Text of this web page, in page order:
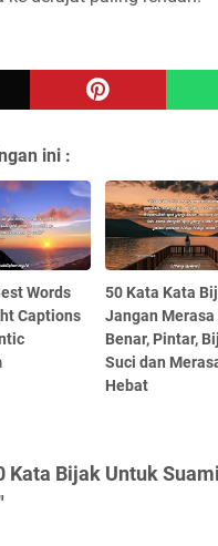
ini :
Words
Captions
50 Kata Kata
Jangan
Benar, Pintar,
Suci dan
Hebat
Kata Bijak Untuk